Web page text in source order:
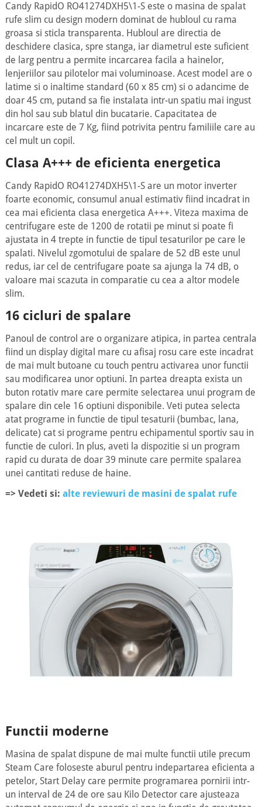
Candy RapidO RO41274DXH5\1-S este o masina de spalat
rufe slim cu design modern dominat de hubloul cu rama
groasa si sticla transparenta. Hubloul are directia de
deschidere clasica, spre stanga, iar diametrul este suficient
de larg pentru a permite incarcarea facila a hainelor,
lenjeriilor sau pilotelor mai voluminoase. Acest model are o
latime si o inaltime standard (60 x 85 cm) si o adancime de
doar 45 cm, putand sa fie instalata intr-un spatiu mai ingust
din hol sau sub blatul din bucatarie. Capacitatea de
incarcare este de 7 Kg, fiind potrivita pentru familiile care au
cel mult un copil.
Clasa A+++ de eficienta energetica
Candy RapidO RO41274DXH5\1-S are un motor inverter
foarte economic, consumul anual estimativ fiind incadrat in
cea mai eficienta clasa energetica A+++. Viteza maxima de
centrifugare este de 1200 de rotatii pe minut si poate fi
ajustata in 4 trepte in functie de tipul tesaturilor pe care le
spalati. Nivelul zgomotului de spalare de 52 dB este unul
redus, iar cel de centrifugare poate sa ajunga la 74 dB, o
valoare mai scazuta in comparatie cu cea a altor modele
slim.
16 cicluri de spalare
Panoul de control are o organizare atipica, in partea centrala
fiind un display digital mare cu afisaj rosu care este incadrat
de mai mult butoane cu touch pentru activarea unor functii
sau modificarea unor optiuni. In partea dreapta exista un
buton rotativ mare care permite selectarea unui program de
spalare din cele 16 optiuni disponibile. Veti putea selecta
atat programe in functie de tipul tesaturii (bumbac, lana,
delicate) cat si programe pentru echipamentul sportiv sau in
functie de culori. In plus, aveti la dispozitie si un program
rapid cu durata de doar 39 minute care permite spalarea
unei cantitati reduse de haine.
=> Vedeti si: alte reviewuri de masini de spalat rufe
Functii moderne
Masina de spalat dispune de mai multe functii utile precum
Steam Care foloseste aburul pentru indepartarea eficienta a
petelor, Start Delay care permite programarea pornirii intr-
un interval de 24 de ore sau Kilo Detector care ajusteaza